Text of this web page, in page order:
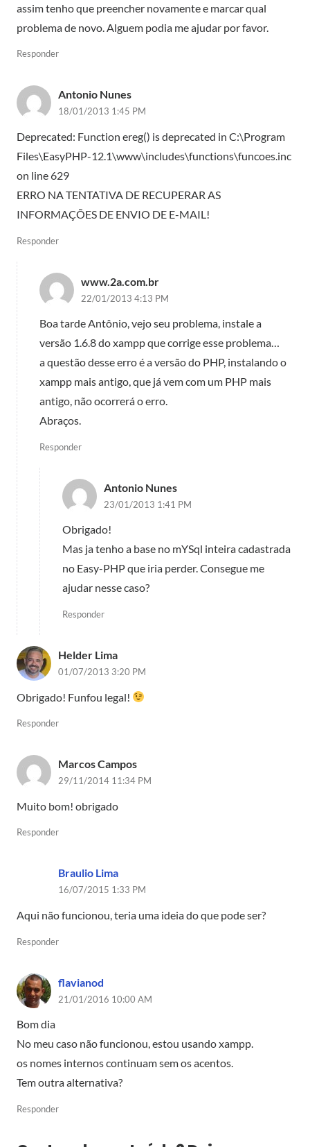
assim tenho que preencher novamente e marcar qual
problema de novo. Alguem podia me ajudar por favor.
Responder
Antonio Nunes
18/01/2013 1:45 PM
Deprecated: Function ereg() is deprecated in C:\Program
Files\EasyPHP-12.1\www\includes\functions\funcoes.inc
on line 629
ERRO NA TENTATIVA DE RECUPERAR AS
INFORMAÇÕES DE ENVIO DE E-MAIL!
Responder
www.2a.com.br
22/01/2013 4:13 PM
Boa tarde Antônio, vejo seu problema, instale a
versão 1.6.8 do xampp que corrige esse problema…
a questão desse erro é a versão do PHP, instalando o
xampp mais antigo, que já vem com um PHP mais
antigo, não ocorrerá o erro.
Abraços.
Responder
Antonio Nunes
23/01/2013 1:41 PM
Obrigado!
Mas ja tenho a base no mYSql inteira cadastrada
no Easy-PHP que iria perder. Consegue me
ajudar nesse caso?
Responder
Helder Lima
01/07/2013 3:20 PM
Obrigado! Funfou legal!
Responder
Marcos Campos
29/11/2014 11:34 PM
Muito bom! obrigado
Responder
Braulio Lima
16/07/2015 1:33 PM
Aqui não funcionou, teria uma ideia do que pode ser?
Responder
flavianod
21/01/2016 10:00 AM
Bom dia
No meu caso não funcionou, estou usando xampp.
os nomes internos continuam sem os acentos.
Tem outra alternativa?
Responder